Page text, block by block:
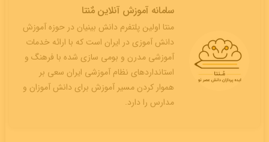
سامانه آموزش آنلاین مٌنتا
منتا اولین پلتفرم دانش بینیان در حوزه آموزش
دانش آموزی در ایران است که با ارائه خدمات
آموزشی مدرن و بومی سازی شده با فرهنگ و
استانداردهای نظام آموزشی ایران سعی بر
هموار کردن مسیر آموزش برای دانش آموزان و
مدارس را دارد.